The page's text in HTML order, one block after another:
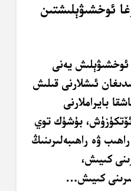
ئوخشىۋېلىشتىن
ئوخشىۋېلىش يەنى
ئىشلارنى قىلىش
بايراملارنى
بۈشۈك توي
ۋە راھىبەلىرىنىڭ
كىيىش،
كىيىش…